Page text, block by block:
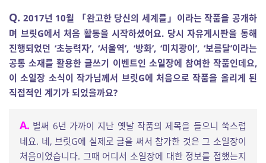
Q. 2017년 10월 「완고한 당신의 세계를」이라는 작품을 공개하
며 브릿G에서 처음 활동을 시작하셨어요. 당시 자유게시판을 통해
진행되었던 ‘초능력자’, ‘서울역’, ‘방화’, ‘미치광이’, ‘보름달’이라는
공통 소재를 활용한 글쓰기 이벤트인 소일장에 참여한 작품인데요,
이 소일장 소식이 작가님께서 브릿G에 처음으로 작품을 올리게 된
직접적인 계기가 되었을까요?
A. 벌써 6년 가까이 지난 옛날 작품의 제목을 들으니 쑥스럽
네요. 네, 브릿G에 실제로 글을 써서 참가한 것은 그 소일장이
처음이었습니다. 그때 어디서 소일장에 대한 정보를 접했는지